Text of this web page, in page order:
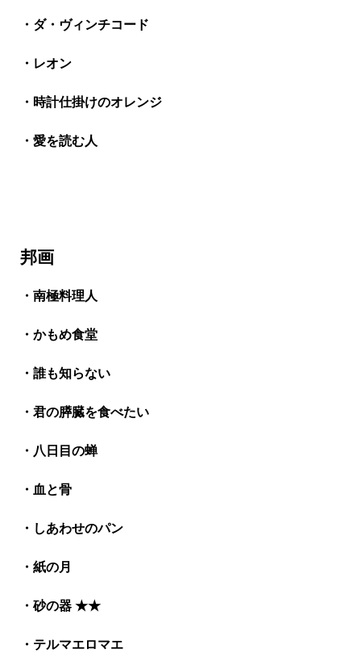
・ダ・ヴィンチコード
・レオン
・時計仕掛けのオレンジ
・愛を読む人
邦画
・南極料理人
・かもめ食堂
・誰も知らない
・君の膵臓を食べたい
・八日目の蝉
・血と骨
・しあわせのパン
・紙の月
・砂の器★★
・テルマエロマエ